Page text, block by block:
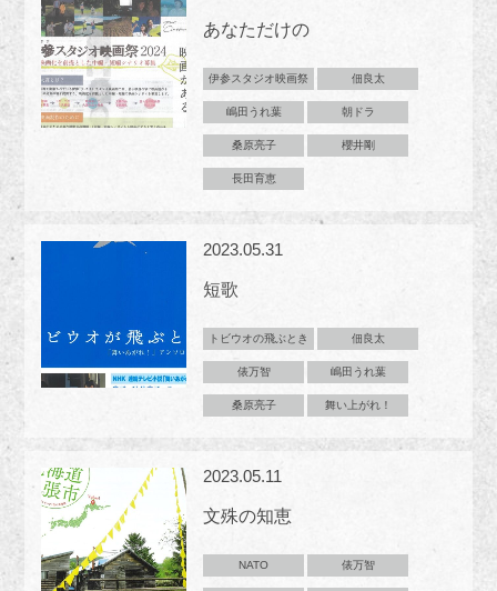
あなただけの
伊参スタジオ映画祭 佃良太
嶋田うれ葉 朝ドラ
桑原亮子 櫻井剛
長田育恵
2023.05.31
短歌
トビウオの飛ぶとき 佃良太
俵万智 嶋田うれ葉
桑原亮子 舞い上がれ！
2023.05.11
文殊の知恵
NATO 俵万智